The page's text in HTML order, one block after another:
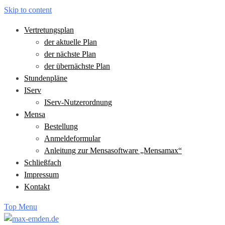
Skip to content
Vertretungsplan
der aktuelle Plan
der nächste Plan
der übernächste Plan
Stundenpläne
IServ
IServ-Nutzerordnung
Mensa
Bestellung
Anmeldeformular
Anleitung zur Mensasoftware „Mensamax“
Schließfach
Impressum
Kontakt
Top Menu